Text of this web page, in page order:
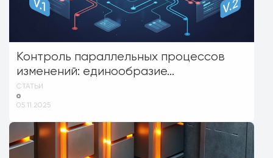
Контроль параллельных процессов
изменений: единообразие...
СТАТЬИ
05.11.2025